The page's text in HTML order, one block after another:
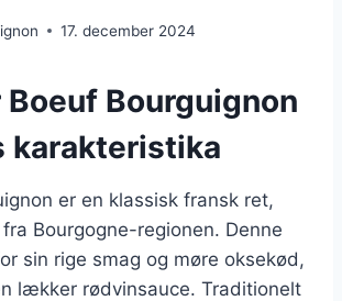
17. december 2024
Boeuf Bourguignon
karakteristika
er en klassisk fransk ret,
Bourgogne-regionen. Denne
sin rige smag og møre oksekød,
lækker rødvinsauce. Traditionelt